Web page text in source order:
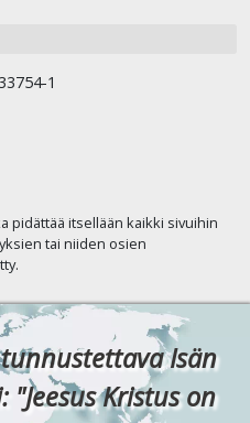
1
pidättää itsellään kaikki sivuihin
tai niiden osien
Isän
Kristus on